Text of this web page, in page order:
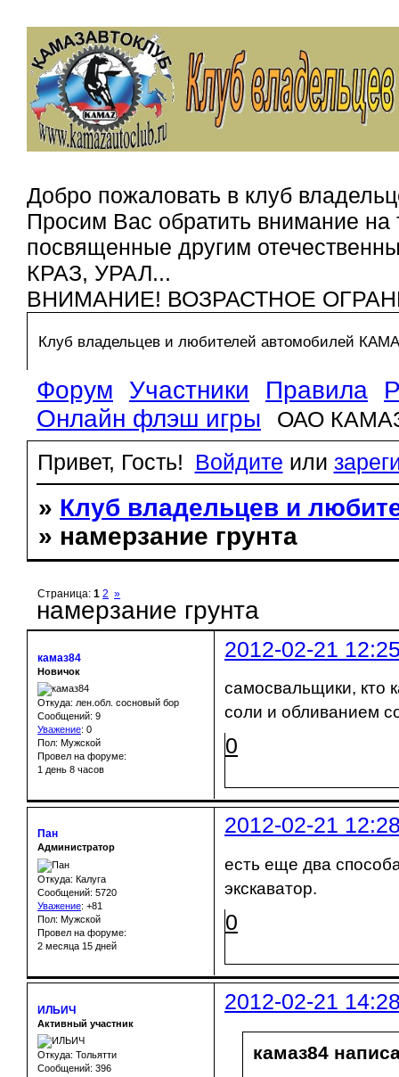
Добро пожаловать в клуб
Просим Вас обратить внимание
посвященные другим
КРАЗ, УРАЛ...
ВНИМАНИЕ! ВОЗРАСТНОЕ
Клуб владельцев и любителей автомобилей
Форум Участники Правила
Онлайн флэш игры
ОАО
Привет, Гость!
Войдите или
» Клуб владельцев и
» намерзание грунта
намерзание грунта
Страница:1 2 »
2012-02-21
камаз84
Новичок
Откуда: лен.обл. сосновый бор
Сообщений: 9
Уважение: 0
Пол: Мужской
Провел на форуме:
1 день 8 часов
самосвальщики, кто
соли и обливанием
0
2012-02-21
Пан
Администратор
Откуда: Калуга
Сообщений: 5720
Уважение: +81
Пол: Мужской
Провел на форуме:
2 месяца 15 дней
есть еще два
экскаватор.
0
2012-02-21
ИЛЬИЧ
Активный участник
Откуда: Тольятти
Сообщений: 396
камаз84